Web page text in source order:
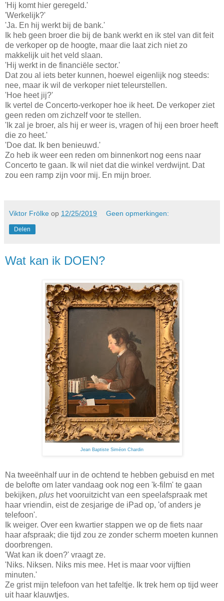
'Hij komt hier geregeld.'
'Werkelijk?'
'Ja. En hij werkt bij de bank.'
Ik heb geen broer die bij de bank werkt en ik stel van dit feit
de verkoper op de hoogte, maar die laat zich niet zo
makkelijk uit het veld slaan.
'Hij werkt in de financiële sector.'
Dat zou al iets beter kunnen, hoewel eigenlijk nog steeds:
nee, maar ik wil de verkoper niet teleurstellen.
'Hoe heet jij?'
Ik vertel de Concerto-verkoper hoe ik heet. De verkoper ziet
geen reden om zichzelf voor te stellen.
'Ik zal je broer, als hij er weer is, vragen of hij een broer heeft
die zo heet.'
'Doe dat. Ik ben benieuwd.'
Zo heb ik weer een reden om binnenkort nog eens naar
Concerto te gaan. Ik wil niet dat die winkel verdwijnt. Dat
zou een ramp zijn voor mij. En mijn broer.
Viktor Frölke op 12/25/2019 Geen opmerkingen:
Delen
Wat kan ik DOEN?
Jean Baptiste Siméon Chardin
Na tweeënhalf uur in de ochtend te hebben gebuisd en met
de belofte om later vandaag ook nog een 'k-film' te gaan
bekijken, plus het vooruitzicht van een speelafspraak met
haar vriendin, eist de zesjarige de iPad op, 'of anders je
telefoon'.
Ik weiger. Over een kwartier stappen we op de fiets naar
haar afspraak; die tijd zou ze zonder scherm moeten kunnen
doorbrengen.
'Wat kan ik doen?' vraagt ze.
'Niks. Niksen. Niks mis mee. Het is maar voor vijftien
minuten.'
Ze grist mijn telefoon van het tafeltje. Ik trek hem op tijd weer
uit haar klauwtjes.